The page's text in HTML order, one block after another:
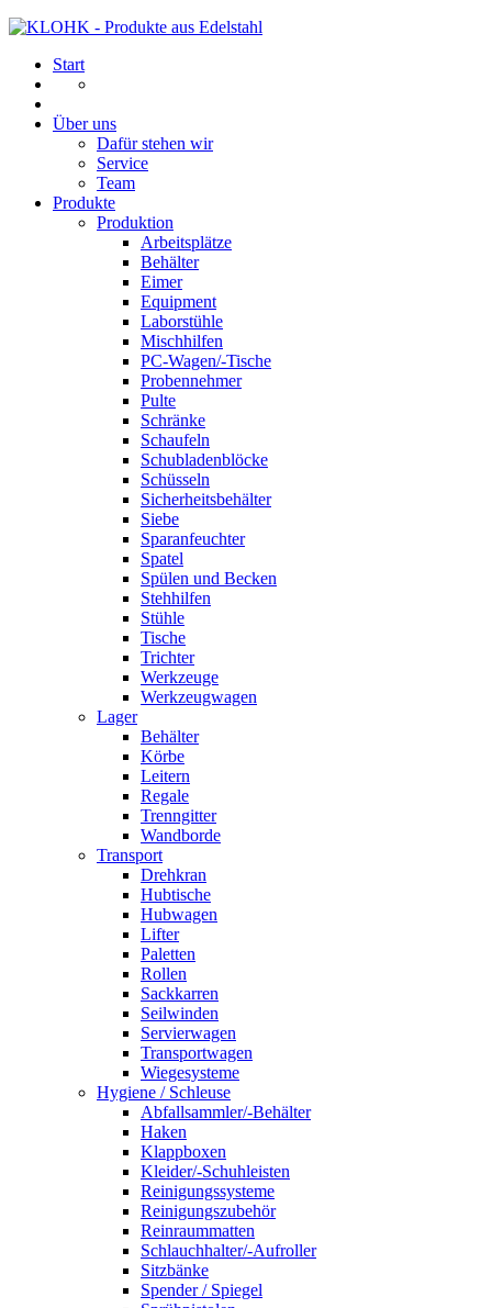
Start
Über uns
Dafür stehen wir
Service
Team
Produkte
Produktion
Arbeitsplätze
Behälter
Eimer
Equipment
Laborstühle
Mischhilfen
PC-Wagen/-Tische
Probennehmer
Pulte
Schränke
Schaufeln
Schubladenblöcke
Schüsseln
Sicherheitsbehälter
Siebe
Sparanfeuchter
Spatel
Spülen und Becken
Stehhilfen
Stühle
Tische
Trichter
Werkzeuge
Werkzeugwagen
Lager
Behälter
Körbe
Leitern
Regale
Trenngitter
Wandborde
Transport
Drehkran
Hubtische
Hubwagen
Lifter
Paletten
Rollen
Sackkarren
Seilwinden
Servierwagen
Transportwagen
Wiegesysteme
Hygiene / Schleuse
Abfallsammler/-Behälter
Haken
Klappboxen
Kleider/-Schuhleisten
Reinigungssysteme
Reinigungszubehör
Reinraummatten
Schlauchhalter/-Aufroller
Sitzbänke
Spender / Spiegel